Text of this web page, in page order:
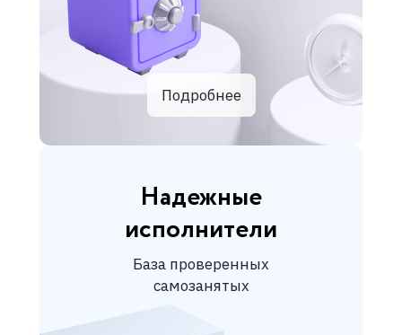
Подробнее
Надежные
исполнители
База проверенных
самозанятых